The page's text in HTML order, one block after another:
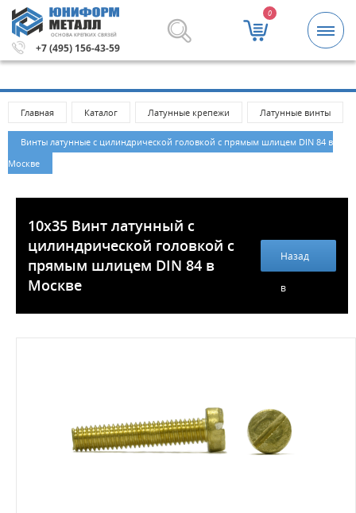
ОСНОВА КРЕПКИХ СВЯЗЕЙ
+7 (495) 156-43-59
0
рублей.Метизы и крепежные изделия оптом.
Главная Каталог Латунные крепежи Латунные винты
Винты латунные с цилиндрической головкой с прямым шлицем DIN 84 в
Москве
10х35 Винт латунный с
цилиндрической головкой с
прямым шлицем DIN 84 в
Москве
Назад
в